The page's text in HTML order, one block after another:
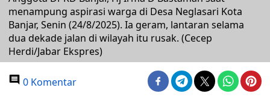
menampung aspirasi warga di Desa Neglasari Kota
Banjar, Senin (24/8/2025). Ia geram, lantaran selama
dua dekade jalan di wilayah itu rusak. (Cecep
Herdi/Jabar Ekspres)
0 Komentar